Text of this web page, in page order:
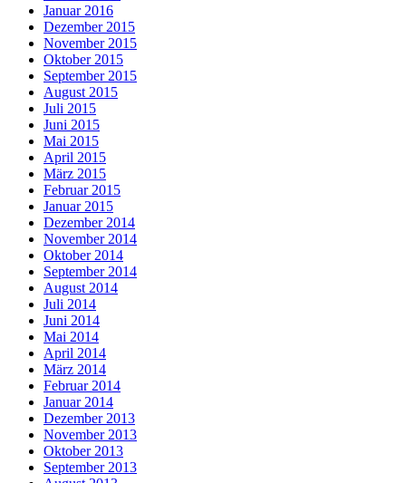
Januar 2016
Dezember 2015
November 2015
Oktober 2015
September 2015
August 2015
Juli 2015
Juni 2015
Mai 2015
April 2015
März 2015
Februar 2015
Januar 2015
Dezember 2014
November 2014
Oktober 2014
September 2014
August 2014
Juli 2014
Juni 2014
Mai 2014
April 2014
März 2014
Februar 2014
Januar 2014
Dezember 2013
November 2013
Oktober 2013
September 2013